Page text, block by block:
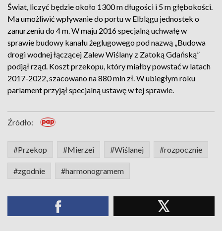
Świat, liczyć będzie około 1300 m długości i 5 m głębokości.
Ma umożliwić wpływanie do portu w Elblągu jednostek o
zanurzeniu do 4 m. W maju 2016 specjalną uchwałę w
sprawie budowy kanału żeglugowego pod nazwą „Budowa
drogi wodnej łączącej Zalew Wiślany z Zatoką Gdańską”
podjął rząd. Koszt przekopu, który miałby powstać w latach
2017-2022, szacowano na 880 mln zł. W ubiegłym roku
parlament przyjął specjalną ustawę w tej sprawie.
Źródło:
#Przekop #Mierzei #Wiślanej #rozpocznie
#zgodnie #harmonogramem